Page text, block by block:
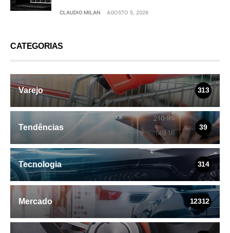
CLAUDIO MILAN AGOSTO 5, 2026
CATEGORIAS
Varejo 313
Tendências 39
Tecnologia 314
Mercado 12312